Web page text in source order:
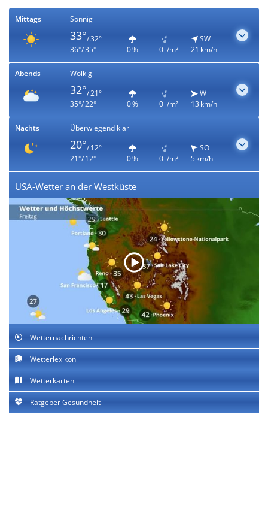
Mittags Sonnig
33°/ 32°
36°/ 35°
0 % 0 l/m²
SW
21 km/h
Abends Wolkig
32°/ 21°
35°/ 22°
0 % 0 l/m²
W
13 km/h
Nachts Überwiegend klar
20°/ 12°
21°/ 12°
0 % 0 l/m²
SO
5 km/h
USA-Wetter an der Westküste
Wetternachrichten
Wetterlexikon
Wetterkarten
Ratgeber Gesundheit